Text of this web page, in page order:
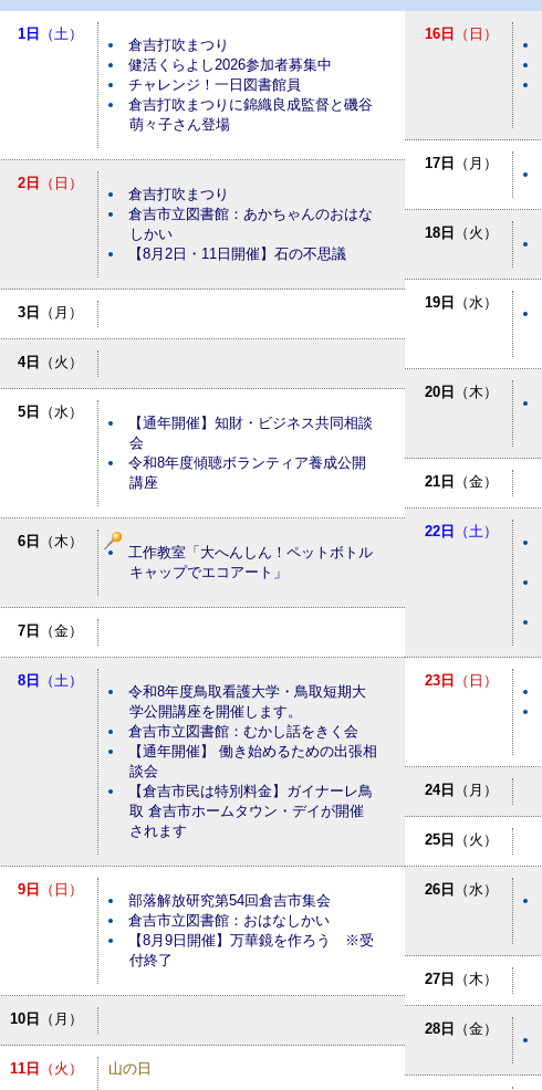
1日 （土）
倉吉打吹まつり
健活くらよし2026参加者募集中
チャレンジ！一日図書館員
倉吉打吹まつりに錦織良成監督と磯谷
萌々子さん登場
2日 （日）
倉吉打吹まつり
倉吉市立図書館：あかちゃんのおはな
しかい
【8月2日・11日開催】石の不思議
3日 （月）
4日 （火）
5日 （水）
【通年開催】知財・ビジネス共同相談
会
令和8年度傾聴ボランティア養成公開
講座
6日 （木）
工作教室「大へんしん！ペットボトル
キャップでエコアート」
7日 （金）
8日 （土）
令和8年度鳥取看護大学・鳥取短期大
学公開講座を開催します。
倉吉市立図書館：むかし話をきく会
【通年開催】 働き始めるための出張相
談会
【倉吉市民は特別料金】ガイナーレ鳥
取 倉吉市ホームタウン・デイが開催
されます
9日 （日）
部落解放研究第54回倉吉市集会
倉吉市立図書館：おはなしかい
【8月9日開催】万華鏡を作ろう ※受
付終了
10日 （月）
11日 （火）
山の日
16日 （日）
17日 （月）
18日 （火）
19日 （水）
20日 （木）
21日 （金）
22日 （土）
23日 （日）
24日 （月）
25日 （火）
26日 （水）
27日 （木）
28日 （金）